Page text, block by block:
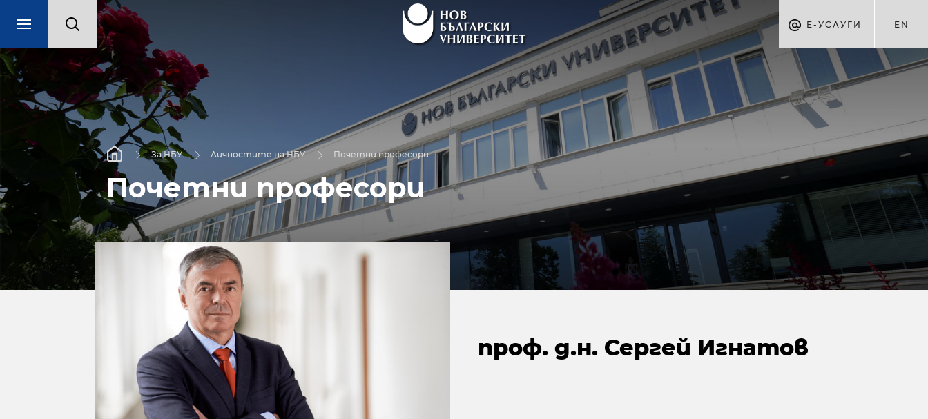
Е-УСЛУГИ EN
За НБУ Личностите на НБУ Почетни професори
Почетни професори
проф. д.н. Сергей Игнатов